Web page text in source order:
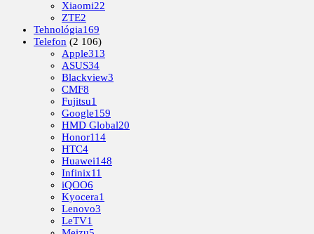
Xiaomi22
ZTE2
Tehnológia169
Telefon (2 106)
Apple313
ASUS34
Blackview3
CMF8
Fujitsu1
Google159
HMD Global20
Honor114
HTC4
Huawei148
Infinix11
iQOO6
Kyocera1
Lenovo3
LeTV1